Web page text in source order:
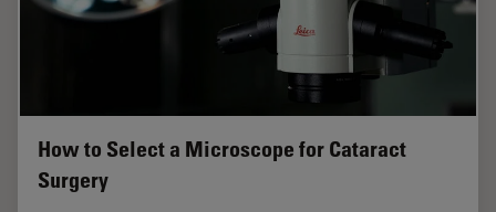
How to Select a Microscope for Cataract
Surgery